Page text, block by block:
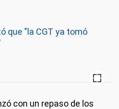
que "la CGT ya tomó
con un repaso de los